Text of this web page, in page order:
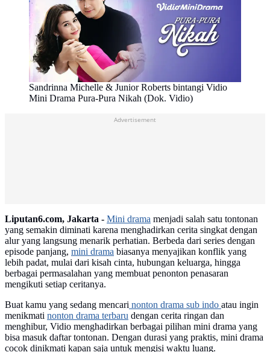
Sandrinna Michelle & Junior Roberts bintangi Vidio
Mini Drama Pura-Pura Nikah (Dok. Vidio)
Advertisement
Liputan6.com, Jakarta - Mini drama menjadi salah satu tontonan
yang semakin diminati karena menghadirkan cerita singkat dengan
alur yang langsung menarik perhatian. Berbeda dari series dengan
episode panjang, mini drama biasanya menyajikan konflik yang
lebih padat, mulai dari kisah cinta, hubungan keluarga, hingga
berbagai permasalahan yang membuat penonton penasaran
mengikuti setiap ceritanya.
Buat kamu yang sedang mencari nonton drama sub indo atau ingin
menikmati nonton drama terbaru dengan cerita ringan dan
menghibur, Vidio menghadirkan berbagai pilihan mini drama yang
bisa masuk daftar tontonan. Dengan durasi yang praktis, mini drama
cocok dinikmati kapan saja untuk mengisi waktu luang.